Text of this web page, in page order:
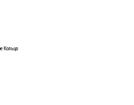
Кольцо